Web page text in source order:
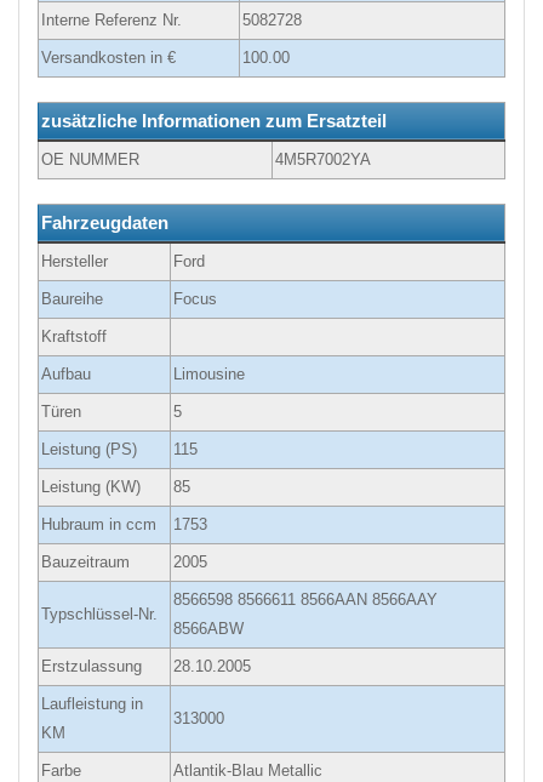
Interne Referenz Nr. 5082728
Versandkosten in € 100.00
zusätzliche Informationen zum Ersatzteil
OE NUMMER 4M5R7002YA
Fahrzeugdaten
Hersteller Ford
Baureihe Focus
Kraftstoff
Aufbau Limousine
Türen 5
Leistung (PS) 115
Leistung (KW) 85
Hubraum in ccm 1753
Bauzeitraum 2005
Typschlüssel-Nr.
8566598 8566611 8566AAN 8566AAY
8566ABW
Erstzulassung 28.10.2005
Laufleistung in
KM
313000
Farbe Atlantik-Blau Metallic